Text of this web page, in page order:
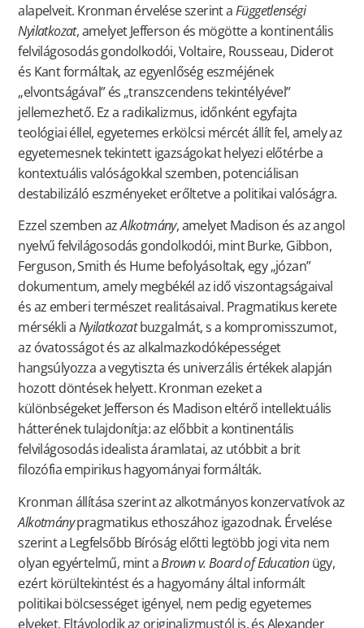
alapelveit. Kronman érvelése szerint aFüggetlenségi
Nyilatkozat, amelyet Jefferson és mögötte a kontinentális
felvilágosodás gondolkodói, Voltaire, Rousseau, Diderot
és Kant formáltak, az egyenlőség eszméjének
„elvontságával” és „transzcendens tekintélyével”
jellemezhető. Ez a radikalizmus, időnként egyfajta
teológiai éllel, egyetemes erkölcsi mércét állít fel, amely az
egyetemesnek tekintett igazságokat helyezi előtérbe a
kontextuális valóságokkal szemben, potenciálisan
destabilizáló eszményeket erőltetve a politikai valóságra.
Ezzel szemben azAlkotmány, amelyet Madison és az angol
nyelvű felvilágosodás gondolkodói, mint Burke, Gibbon,
Ferguson, Smith és Hume befolyásoltak, egy „józan”
dokumentum, amely megbékél az idő viszontagságaival
és az emberi természet realitásaival. Pragmatikus kerete
mérsékli aNyilatkozatbuzgalmát, s a kompromisszumot,
az óvatosságot és az alkalmazkodóképességet
hangsúlyozza a vegytiszta és univerzális értékek alapján
hozott döntések helyett. Kronman ezeket a
különbségeket Jefferson és Madison eltérő intellektuális
hátterének tulajdonítja: az előbbit a kontinentális
felvilágosodás idealista áramlatai, az utóbbit a brit
filozófia empirikus hagyományai formálták.
Kronman állítása szerint az alkotmányos konzervatívok az
Alkotmánypragmatikus ethoszához igazodnak. Érvelése
szerint a Legfelsőbb Bíróság előtti legtöbb jogi vita nem
olyan egyértelmű, mint aBrown v. Board of Educationügy,
ezért körültekintést és a hagyomány által informált
politikai bölcsességet igényel, nem pedig egyetemes
elveket. Eltávolodik az originalizmustól is, és Alexander